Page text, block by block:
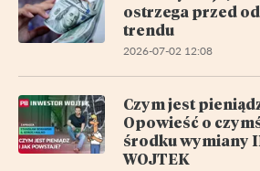
ostrzega przed
trendu
2026-07-02 12:08
Czym jest
Opowieść o
środku wymiany
WOJTEK